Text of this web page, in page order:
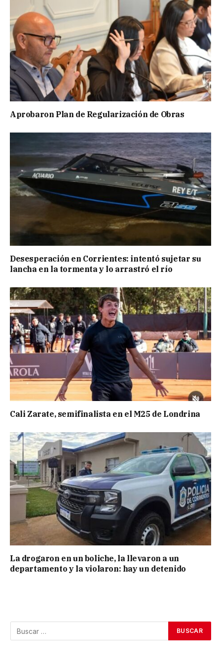
Aprobaron Plan de Regularización de Obras
Desesperación en Corrientes: intentó sujetar su
lancha en la tormenta y lo arrastró el río
Cali Zarate, semifinalista en el M25 de Londrina
La drogaron en un boliche, la llevaron a un
departamento y la violaron: hay un detenido